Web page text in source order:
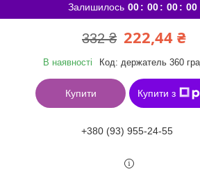
Залишилось 00 00 00 00
332 ₴ 222,44 ₴
В наявності Код: держатель 360
Купити Купити з
+380 (93) 955-24-55